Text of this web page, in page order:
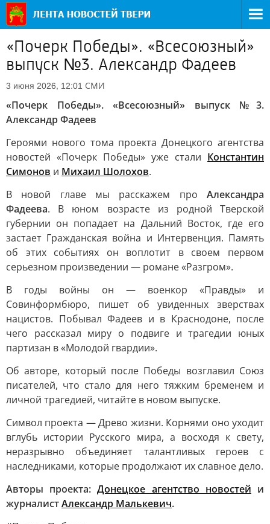
«Почерк Победы». «Всесоюзный»
выпуск №3. Александр Фадеев
3 июня 2026, 12:01 СМИ
«Почерк Победы». «Всесоюзный» выпуск №3.
Александр Фадеев
Героями нового тома проекта Донецкого агентства
новостей «Почерк Победы» уже стали Константин
Симонов и Михаил Шолохов.
В новой главе мы расскажем про Александра
Фадеева. В юном возрасте из родной Тверской
губернии он попадает на Дальний Восток, где его
застает Гражданская война и Интервенция. Память
об этих событиях он воплотит в своем первом
серьезном произведении — романе «Разгром».
В годы войны он — военкор «Правды» и
Совинформбюро, пишет об увиденных зверствах
нацистов. Побывал Фадеев и в Краснодоне, после
чего рассказал миру о подвиге и трагедии юных
партизан в «Молодой гвардии».
Об авторе, который после Победы возглавил Союз
писателей, что стало для него тяжким бременем и
личной трагедией, читайте в новом выпуске.
Символ проекта — Древо жизни. Корнями оно уходит
вглубь истории Русского мира, а восходя к свету,
неразрывно объединяет талантливых героев с
наследниками, которые продолжают их славное дело.
Авторы проекта:Донецкое агентство новостей и
журналистАлександр Малькевич.